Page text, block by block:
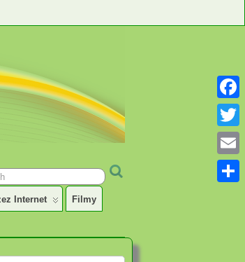
Internet Filmy
Twitter
Email